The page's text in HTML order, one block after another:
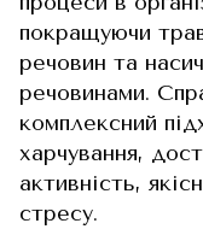
покращуючи
речовин та
речовинами.
комплексний
харчування,
активність,
стресу.